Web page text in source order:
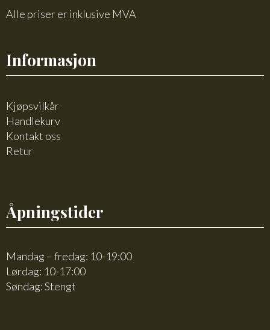
Alle priser er inklusive MVA
Informasjon
Kjøpsvilkår
Handlekurv
Kontakt oss
Retur
Åpningstider
Mandag – fredag: 10-19:00
Lørdag: 10-17:00
Søndag: Stengt